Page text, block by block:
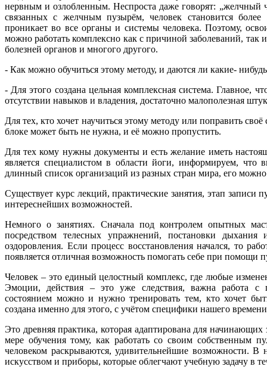
нервным и озлобленным. Неспроста даже говорят: „желчный
связанных с желчным пузырём, человек становится
проникает во все органы и системы человека. Поэтому,
можно работать комплексно как с причиной заболеваний, так
болезней органов и многого другого.
- Как можно обучиться этому методу, и даются ли какие-
- Для этого создана цельная комплексная система. Главное,
отсутствии навыков и владения, достаточно малополезная
Для тех, кто хочет научиться этому методу или поправить
блоке может быть не нужна, и её можно пропустить.
Для тех кому нужны документы и есть желание иметь
является специалистом в области йоги, информируем, что
длинный список организаций из разных стран мира, его
Существует курс лекций, практические занятия, этап записи
интереснейших возможностей.
Немного о занятиях. Сначала под контролем опытных
посредством телесных упражнений, постановки дыхания
оздоровления. Если процесс восстановления начался, то
появляется отличная возможность помогать себе при помощи
Человек – это единый целостный комплекс, где любые
Эмоции, действия – это уже следствия, важна работа с
состоянием можно и нужно тренировать тем, кто хочет
создана именно для этого, с учётом специфики нашего
Это древняя практика, которая адаптирована для
мере обучения тому, как работать со своим собственным
человеком раскрываются, удивительнейшие возможности.
искусством и приборы, которые облегчают учебную задачу в